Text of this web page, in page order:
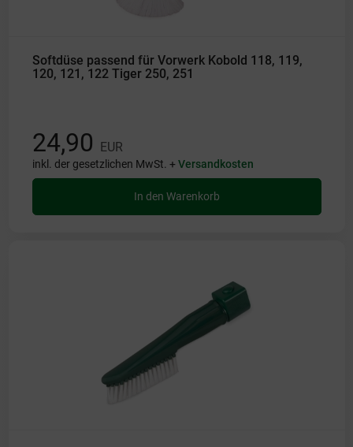
Softdüse passend für Vorwerk Kobold 118, 119,
120, 121, 122 Tiger 250, 251
24,90 EUR
inkl. der gesetzlichen MwSt. +Versandkosten
In den Warenkorb